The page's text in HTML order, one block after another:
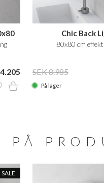
Chic Back
80x80 cm
SEK 8.985
På lager
SALE